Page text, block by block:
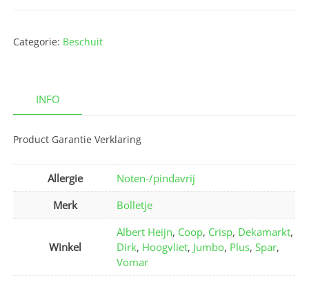
Categorie: Beschuit
INFO
Product Garantie Verklaring
Allergie
Noten-/pindavrij
Merk
Bolletje
Winkel
Albert Heijn, Coop, Crisp, Dekamarkt,
Dirk, Hoogvliet, Jumbo, Plus,Spar,
Vomar